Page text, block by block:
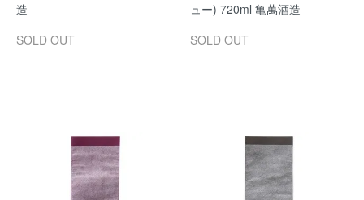
造
SOLD OUT
ュー) 720ml 亀萬酒造
SOLD OUT